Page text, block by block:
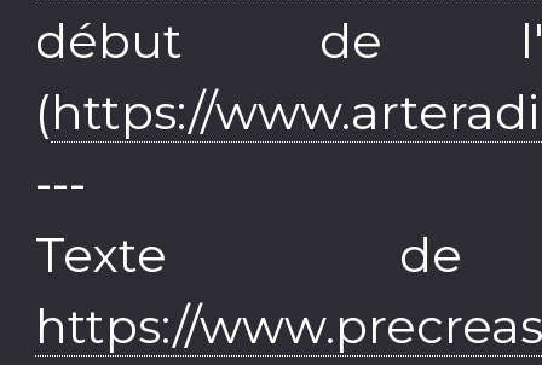
début de
(https://
---
Texte
https://